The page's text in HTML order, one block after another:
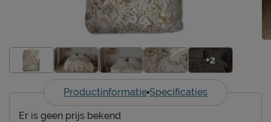
+2
Productinformatie Specificaties
Er is geen prijs bekend